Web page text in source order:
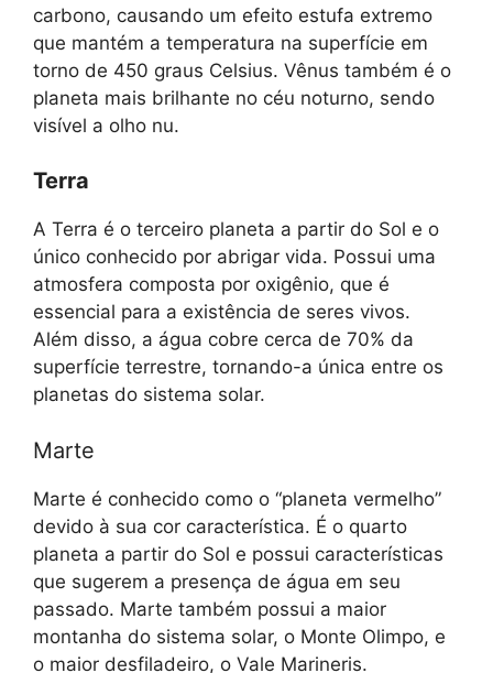
carbono, causando um efeito estufa extremo
que mantém a temperatura na superfície em
torno de 450 graus Celsius. Vênus também é o
planeta mais brilhante no céu noturno, sendo
visível a olho nu.
Terra
A Terra é o terceiro planeta a partir do Sol e o
único conhecido por abrigar vida. Possui uma
atmosfera composta por oxigênio, que é
essencial para a existência de seres vivos.
Além disso, a água cobre cerca de 70% da
superfície terrestre, tornando-a única entre os
planetas do sistema solar.
Marte
Marte é conhecido como o “planeta vermelho”
devido à sua cor característica. É o quarto
planeta a partir do Sol e possui características
que sugerem a presença de água em seu
passado. Marte também possui a maior
montanha do sistema solar, o Monte Olimpo, e
o maior desfiladeiro, o Vale Marineris.